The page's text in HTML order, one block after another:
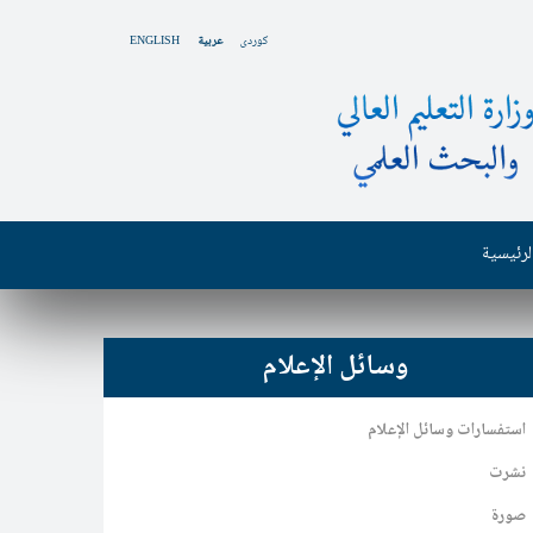
ENGLISH عربية کوردی
وسائل الإعلام
استفسارات وسائل الإعلام
نشرت
صورة